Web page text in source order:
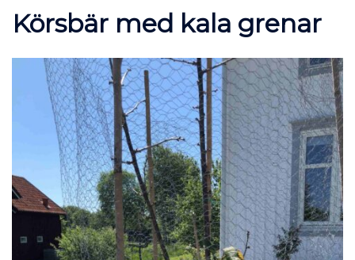
Körsbär med kala grenar